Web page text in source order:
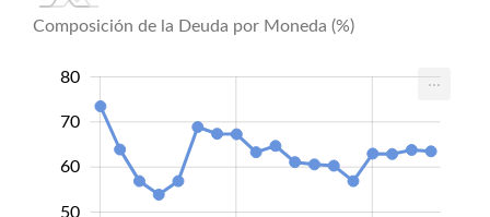
Composición de la Deuda por Moneda (%)
50
50
60
70
80 ...